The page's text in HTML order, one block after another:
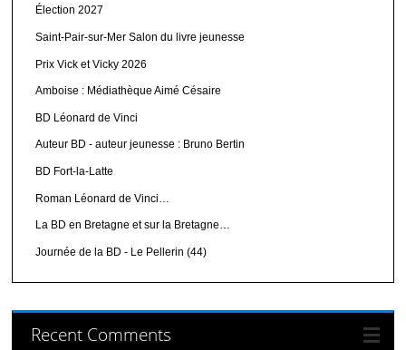
Élection 2027
Saint-Pair-sur-Mer Salon du livre jeunesse
Prix Vick et Vicky 2026
Amboise : Médiathèque Aimé Césaire
BD Léonard de Vinci
Auteur BD - auteur jeunesse : Bruno Bertin
BD Fort-la-Latte
Roman Léonard de Vinci…
La BD en Bretagne et sur la Bretagne…
Journée de la BD - Le Pellerin (44)
Recent Comments